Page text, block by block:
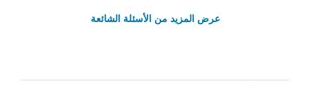
عرض المزيد من الأسئلة الشائعة